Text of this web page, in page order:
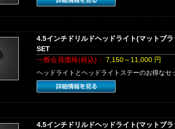
4.5インチドリルドヘッドライト(マットブ
SET
一般会員価格(税込)： 7,150～11,000円
ヘッドライトとヘッドライトステーのお得なセ
4.5インチドリルドヘッドライト(マットブ